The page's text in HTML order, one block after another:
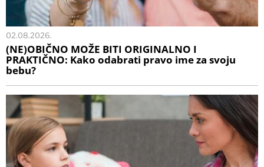
02.08.2026.
(NE)OBIČNO MOŽE BITI ORIGINALNO I
PRAKTIČNO: Kako odabrati pravo ime za svoju
bebu?